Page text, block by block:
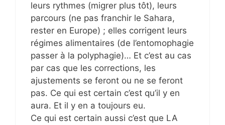
leurs rythmes (migrer plus tôt), leurs
parcours (ne pas franchir le Sahara,
rester en Europe) ; elles corrigent leurs
régimes alimentaires (de l’entomophagie
passer à la polyphagie)… Et c’est au cas
par cas que les corrections, les
ajustements se feront ou ne se feront
pas. Ce qui est certain c’est qu’il y en
aura. Et il y en a toujours eu.
Ce qui est certain aussi c’est que LA